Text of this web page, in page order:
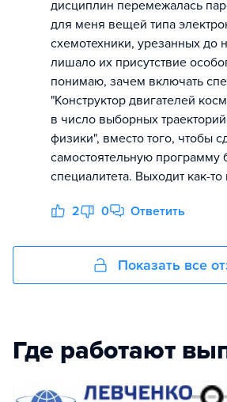
дисциплин перемежалась
для меня вещей типа
схемотехники, урезанных до
лишало их присутствие
понимаю, зачем включать
"Конструктор двигателей
в число выборных
физики", вместо того, чтобы
самостоятельную программу
специалитета. Выходит как-то
2 0 Ответить
Показать все
Где работают